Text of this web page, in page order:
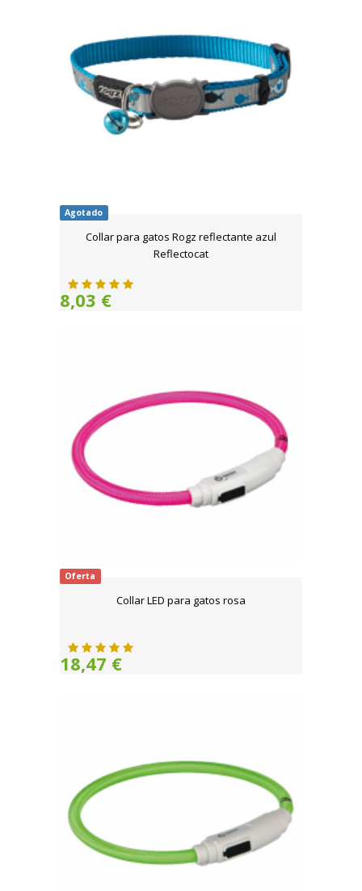
Agotado
Collar para gatos Rogz reflectante azul
Reflectocat
8,03 €
Oferta
Collar LED para gatos rosa
18,47 €